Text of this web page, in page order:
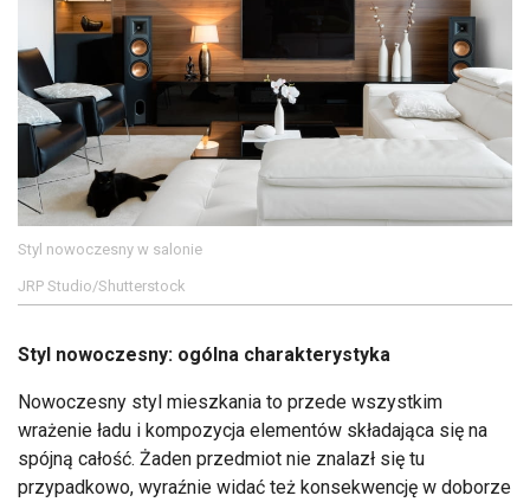
Styl nowoczesny w salonie
JRP Studio/Shutterstock
Styl nowoczesny: ogólna charakterystyka
Nowoczesny styl mieszkania to przede wszystkim
wrażenie ładu i kompozycja elementów składająca się na
spójną całość. Żaden przedmiot nie znalazł się tu
przypadkowo, wyraźnie widać też konsekwencję w doborze